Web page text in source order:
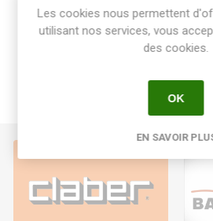
Les cookies nous permettent
utilisant nos services, vous
des cookies.
OK
EN SAVOIR